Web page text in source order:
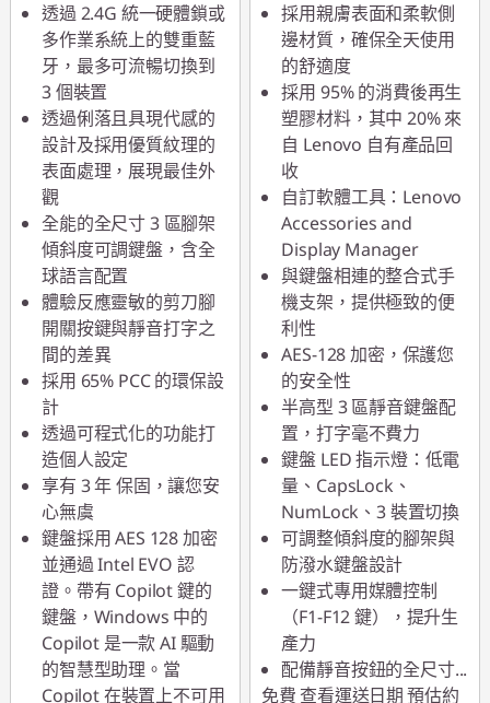
透過 2.4G 統一硬體鎖或
多作業系統上的雙重藍
牙，最多可流暢切換到
3 個裝置
透過俐落且具現代感的
設計及採用優質紋理的
表面處理，展現最佳外
觀
全能的全尺寸 3 區腳架
傾斜度可調鍵盤，含全
球語言配置
體驗反應靈敏的剪刀腳
開關按鍵與靜音打字之
間的差異
採用 65% PCC 的環保設
計
透過可程式化的功能打
造個人設定
享有 3 年 保固，讓您安
心無虞
鍵盤採用 AES 128 加密
並通過 Intel EVO 認
證。帶有 Copilot 鍵的
鍵盤，Windows 中的
Copilot 是一款 AI 驅動
的智慧型助理。當
Copilot 在裝置上不可用
採用親膚表面和柔軟側
邊材質，確保全天使用
的舒適度
採用 95% 的消費後再生
塑膠材料，其中 20% 來
自 Lenovo 自有產品回
收
自訂軟體工具：Lenovo
Accessories and
Display Manager
與鍵盤相連的整合式手
機支架，提供極致的便
利性
AES-128 加密，保護您
的安全性
半高型 3 區靜音鍵盤配
置，打字毫不費力
鍵盤 LED 指示燈：低電
量、CapsLock、
NumLock、3 裝置切換
可調整傾斜度的腳架與
防潑水鍵盤設計
一鍵式專用媒體控制
（F1-F12 鍵），提升生
產力
配備靜音按鈕的全尺寸...
免費 查看運送日期預估約